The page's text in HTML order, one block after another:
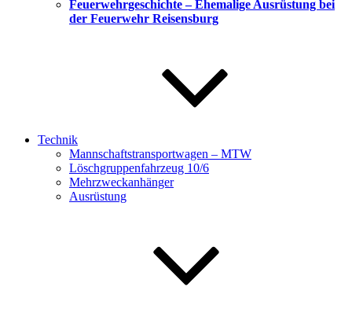
Feuerwehrgeschichte – Ehemalige Ausrüstung bei
der Feuerwehr Reisensburg
Technik
Mannschaftstransportwagen – MTW
Löschgruppenfahrzeug 10/6
Mehrzweckanhänger
Ausrüstung